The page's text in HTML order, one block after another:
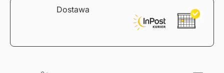
Dostawa